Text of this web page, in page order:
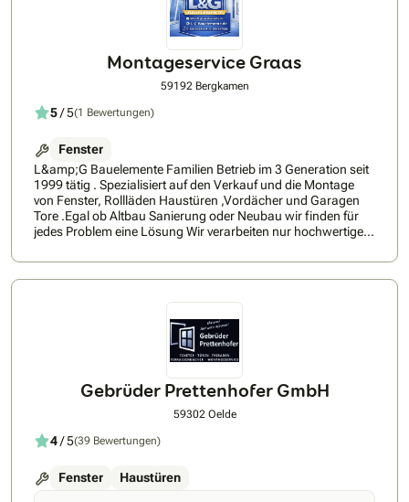
Montageservice Graas
59192 Bergkamen
5/ 5(1 Bewertungen)
Fenster
L&amp;G Bauelemente Familien Betrieb im 3 Generation seit
1999 tätig . Spezialisiert auf den Verkauf und die Montage
von Fenster, Rollläden Haustüren ,Vordächer und Garagen
Tore .Egal ob Altbau Sanierung oder Neubau wir finden für
jedes Problem eine Lösung Wir verarbeiten nur hochwertige
,ALUPALS ,ALUPROF GELAN und viele mehr Wir freuen uns
über jede Anfrage
Gebrüder Prettenhofer GmbH
59302 Oelde
4/ 5(39 Bewertungen)
Fenster Haustüren